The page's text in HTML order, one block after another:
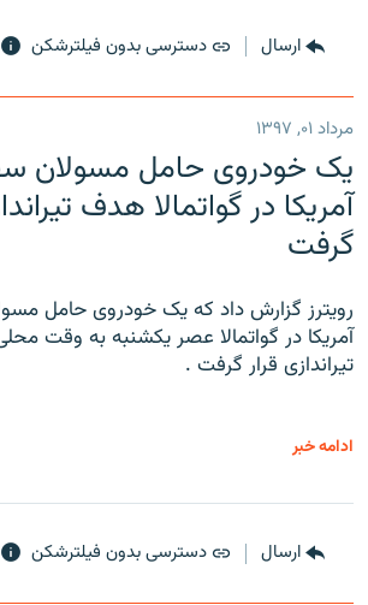
ارسال دسترسی بدون فیلترشکن
مرداد ۰۱, ۱۳۹۷
یک خودروی حامل مسولان
آمریکا در گواتمالا هدف
گرفت
رویترز گزارش داد که یک خودروی حامل
آمریکا در گواتمالا عصر یکشنبه به وقت
تیراندازی قرار گرفت .
ادامه خبر
ارسال دسترسی بدون فیلترشکن